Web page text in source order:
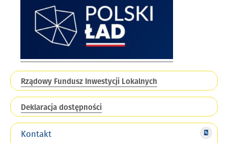
Rządowy Fundusz Inwestycji Lokalnych
Deklaracja dostępności
Kontakt